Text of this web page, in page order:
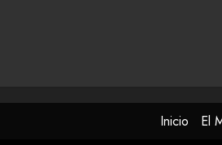
Inicio El